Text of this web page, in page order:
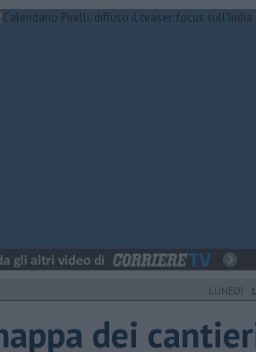
LUNEDÌ
dei